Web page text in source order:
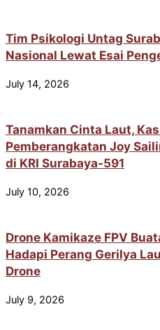
Tim Psikologi Untag
Nasional Lewat Esai
July 14, 2026
Tanamkan Cinta Laut,
Pemberangkatan Joy
di KRI Surabaya-591
July 10, 2026
Drone Kamikaze FPV
Hadapi Perang Gerilya
Drone
July 9, 2026